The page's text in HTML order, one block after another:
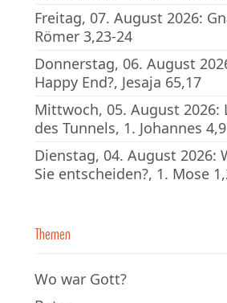
Freitag, 07. August 2026:
Römer 3,23-24
Donnerstag, 06. August
Happy End?, Jesaja 65,17
Mittwoch, 05. August 2026:
des Tunnels, 1. Johannes 4,9
Dienstag, 04. August 2026:
Sie entscheiden?, 1. Mose
Themen
Wo war Gott?